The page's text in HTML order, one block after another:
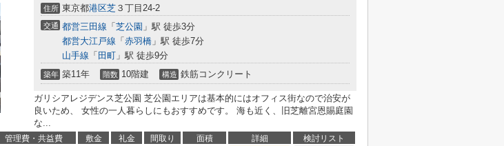
住所 東京都港区芝 ３丁目24-2
交通 都営三田線 「 芝公園 」駅 徒歩3分
都営大江戸線 「 赤羽橋 」駅 徒歩7分
山手線 「 田町 」駅 徒歩9分
築年 築11年 階数 10階建 構造 鉄筋コンクリート
ガリシアレジデンス芝公園 芝公園エリアは基本的にはオフィス街なので治安が
良いため、 女性の一人暮らしにもおすすめです。 海も近く、旧芝離宮恩賜庭園
な...
管理費・共益費 敷金 礼金 間取り 面積 詳細
検討リスト